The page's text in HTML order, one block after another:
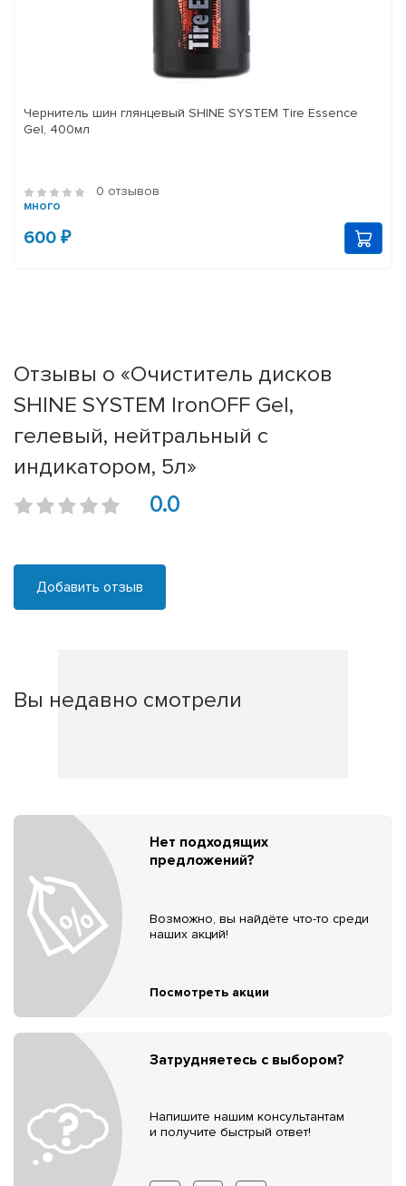
Чернитель шин глянцевый SHINE SYSTEM Tire Essence
Gel, 400мл
0 отзывов
много
600 ₽
Отзывы о «Очиститель дисков
SHINE SYSTEM IronOFF Gel,
гелевый, нейтральный с
индикатором, 5л»
0.0
Добавить отзыв
Вы недавно смотрели
Нет подходящих
предложений?
Возможно, вы найдёте что-то среди
наших акций!
Посмотреть акции
Затрудняетесь с выбором?
Напишите нашим консультантам
и получите быстрый ответ!